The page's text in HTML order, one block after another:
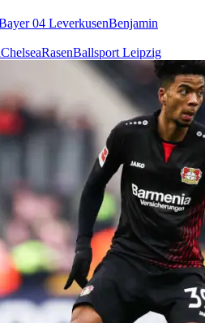
04 LeverkusenBenjamin
ChelseaRasenBallsport Leipzig